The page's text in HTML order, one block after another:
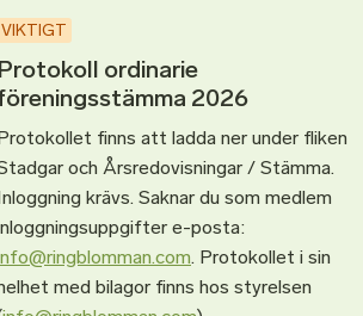
VIKTIGT
Protokoll ordinarie
2026
finns att ladda ner under fliken
och Årsredovisningar / Stämma.
krävs. Saknar du som medlem
e-posta:
. Protokollet i sin
med bilagor finns hos styrelsen